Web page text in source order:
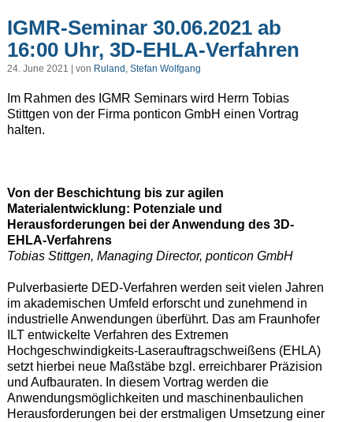
IGMR-Seminar 30.06.2021 ab
16:00 Uhr, 3D-EHLA-Verfahren
24. June 2021 | von Ruland, Stefan Wolfgang
Im Rahmen des IGMR Seminars wird Herrn Tobias
Stittgen von der Firma ponticon GmbH einen Vortrag
halten.
Von der Beschichtung bis zur agilen
Materialentwicklung: Potenziale und
Herausforderungen bei der Anwendung des 3D-
EHLA-Verfahrens
Tobias Stittgen, Managing Director, ponticon GmbH
Pulverbasierte DED-Verfahren werden seit vielen Jahren
im akademischen Umfeld erforscht und zunehmend in
industrielle Anwendungen überführt. Das am Fraunhofer
ILT entwickelte Verfahren des Extremen
Hochgeschwindigkeits-Laserauftragschweißens (EHLA)
setzt hierbei neue Maßstäbe bzgl. erreichbarer Präzision
und Aufbauraten. In diesem Vortrag werden die
Anwendungsmöglichkeiten und maschinenbaulichen
Herausforderungen bei der erstmaligen Umsetzung einer